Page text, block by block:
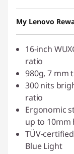
My Lenovo
16-inch
ratio
980g, 7 mm
300 nits
ratio
Ergonomic
up to
TÜV-
Blue Light